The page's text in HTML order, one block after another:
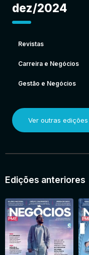
dez/2024
Revistas
Carreira e Negócios
Gestão e Negócios
Ver outras edições
Edições anteriores